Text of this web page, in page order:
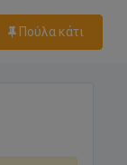
Πούλα κάτι